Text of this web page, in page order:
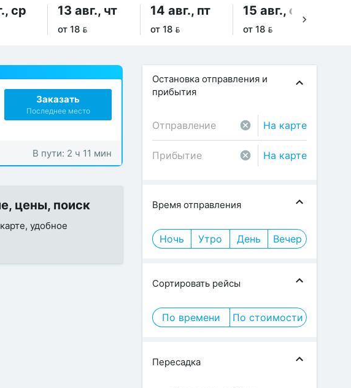
ср 13 авг., чт
от 18 
14 авг., пт
от 18 
15 авг., сб
от 18 
Заказать
Последнее место
В пути: 2 ч 11 мин
цены, поиск
удобное
Остановка отправления и
прибытия
На карте
На карте
Время отправления
Ночь Утро День Вечер
Сортировать рейсы
По времени По стоимости
Пересадка